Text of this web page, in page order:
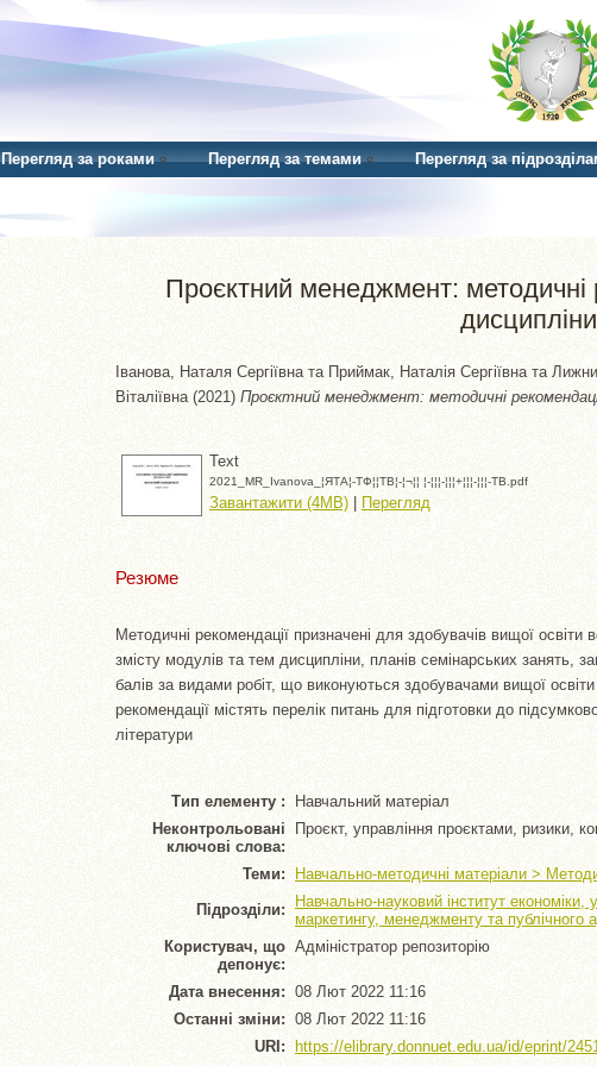
Перегляд за роками Перегляд за темами Перегляд за
Проєктний менеджмент: методичні
дисципліни
Іванова, Наталя Сергіївна та Приймак, Наталія Сергіївна та
Віталіївна (2021) Проєктний менеджмент: методичні
Text
2021_MR_Ivanova_¦ЯTА¦-TФ¦¦TВ¦-¦¬¦¦ ¦-¦¦¦-¦¦¦+¦¦¦-¦¦¦-TВ.pdf
Завантажити (4MB) | Перегляд
Резюме
Методичні рекомендації призначені для здобувачів вищої
змісту модулів та тем дисципліни, планів семінарських занять,
балів за видами робіт, що виконуються здобувачами вищої
рекомендації містять перелік питань для підготовки до
літератури
Тип елементу :
Навчальний матеріал
Неконтрольовані
ключові слова:
Проєкт, управління проєктами, ризики,
Теми:
Навчально-методичні матеріали >
Підрозділи:
Навчально-науковий інститут
маркетингу, менеджменту та публічного
Користувач, що
депонує:
Адміністратор репозиторію
Дата внесення: 08 Лют 2022 11:16
Останні зміни: 08 Лют 2022 11:16
URI:
https://elibrary.donnuet.edu.ua/id/eprint/2451